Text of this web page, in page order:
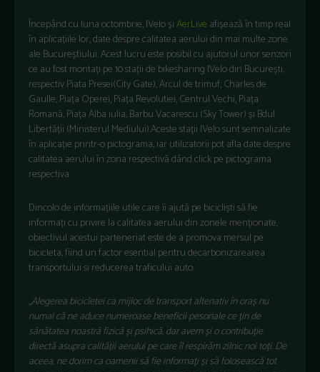
Începând cu luna octombrie, IVelo șiAerLive afișeazăîn timp real
în aplicațiile lor, date despre calitatea aerului din mai multe zone
ale Bucureștiului. Acest lucrueste posibil cu ajutorul unor senzori
ce au fost montați pe 10 stații de bikesharing IVelo din București,
respectiv Piata Presei(City Gate), Arcul de trimuf, Charles de
Gaulle, Piața Operei, Piața Revolutiei, Centrul Vechi, Piața
Romană, Piața Alba iulia, Barbu Vacarescu (Sky Tower)și Bdul
Libertății (Ministerul Mediului).Aceste stații IVelosuntsemnalizate
în aplicație printr-opictograma,iar utilizatorii potafla date despre
calitatea aerului în zona respectivădândclickpe pictograma
respectiva.
Dincolo de informațiile utile care îi ajută pe bicicliști să fie
informați cu privire la calitatea aerului din zonele menționate,
obiectivul acestui parteneriat este de a promova mersul pe
bicicleta, fiind un factor esential pentru decarbonizarearea
transportului si reducerea traficului auto.
,,Alegerea bicicletei ca mijloc de transport altenativ în oraș nu
numai că ne aduce numeroase beneficii pesonale ce țin de
sănătatea noastră fizică și psihică, dar avem și o contribuție
directă asupra calității aerului pe care îl respirăm zilnic noi toți. De
aceea, ne dorim ca oamenii să fie informați și să folosească tot